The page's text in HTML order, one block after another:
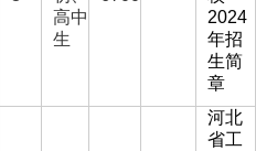
高中
生
2024
年招
生简
章
河北
省工